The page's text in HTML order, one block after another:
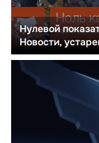
Нулевой
Новости,